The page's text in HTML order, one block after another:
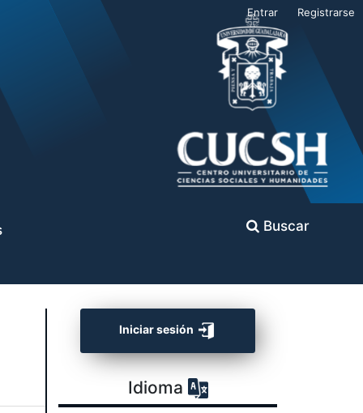
Buscar
Entrar Registrarse
Iniciar sesión
Idioma